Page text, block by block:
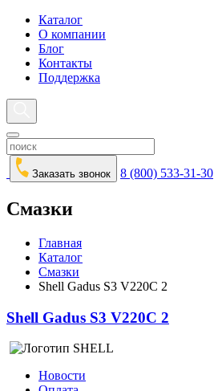
Каталог
О компании
Блог
Контакты
Поддержка
Заказать звонок 8 (800) 533-31-30
Смазки
Главная
Каталог
Смазки
Shell Gadus S3 V220C 2
Shell Gadus S3 V220C 2
Новости